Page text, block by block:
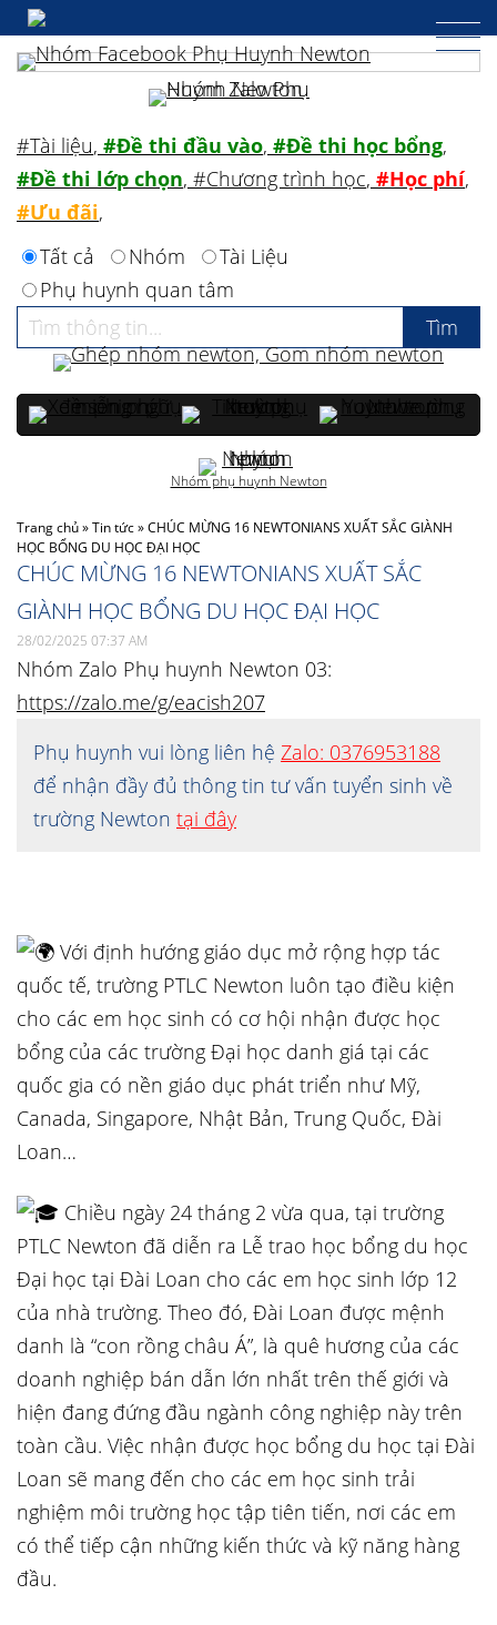
Trang chủ»Tin tức»CHÚC MỪNG 16 NEWTONIANS XUẤT SẮC GIÀNH
HỌC BỔNG DU HỌC ĐẠI HỌC
CHÚC MỪNG 16 NEWTONIANS XUẤT SẮC
GIÀNH HỌC BỔNG DU HỌC ĐẠI HỌC
28/02/2025 07:37 AM
Nhóm Zalo Phụ huynh Newton 03:
https://zalo.me/g/eacish207
Phụ huynh vui lòng liên hệ Zalo: 0376953188
để nhận đầy đủ thông tin tư vấn tuyển sinh về
trường Newton tại đây
Với định hướng giáo dục mở rộng hợp tác
quốc tế, trường PTLC Newton luôn tạo điều kiện
cho các em học sinh có cơ hội nhận được học
bổng của các trường Đại học danh giá tại các
quốc gia có nền giáo dục phát triển như Mỹ,
Canada, Singapore, Nhật Bản, Trung Quốc, Đài
Loan…
Chiều ngày 24 tháng 2 vừa qua, tại trường
PTLC Newton đã diễn ra Lễ trao học bổng du học
Đại học tại Đài Loan cho các em học sinh lớp 12
của nhà trường. Theo đó, Đài Loan được mệnh
danh là “con rồng châu Á”, là quê hương của các
doanh nghiệp bán dẫn lớn nhất trên thế giới và
hiện đang đứng đầu ngành công nghiệp này trên
toàn cầu. Việc nhận được học bổng du học tại Đài
Loan sẽ mang đến cho các em học sinh trải
nghiệm môi trường học tập tiên tiến, nơi các em
có thể tiếp cận những kiến thức và kỹ năng hàng
đầu.
#Tài liệu, #Đề thi đầu vào, #Đề thi học bổng,
#Đề thi lớp chọn, #Chương trình học, #Học phí,
#Ưu đãi,
Tất cả
Nhóm
Tài Liệu
Phụ huynh quan tâm
Nhóm phụ huynh Newton